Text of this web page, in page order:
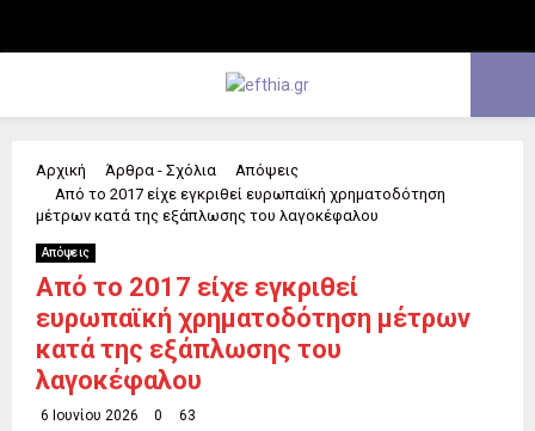
PRIMARY
MENU
Αρχική Άρθρα - Σχόλια
Απόψεις
Από το 2017 είχε εγκριθεί ευρωπαϊκή χρηματοδότηση
μέτρων κατά της εξάπλωσης του λαγοκέφαλου
Απόψεις
Από το 2017 είχε εγκριθεί
ευρωπαϊκή χρηματοδότηση μέτρων
κατά της εξάπλωσης του
λαγοκέφαλου
6 Ιουνίου 2026 0 63